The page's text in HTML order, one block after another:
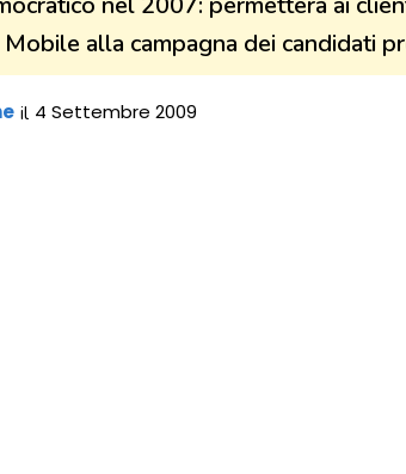
alla campagna dei candidati
il 4 Settembre 2009